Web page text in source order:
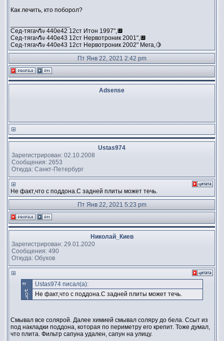
Как лечить, кто поборол?
Сед-тягач🐑 440е42 12ст Итон 1997",🔲
Сед-тягач🐑 440е43 12ст Нервотроник 2001",🔲
Сед-тягач🐑 440е43 12ст Нервотроник 2002" Мега,🍋
Пт Янв 22, 2021 2:42 pm
Adsense
Ustas974
Зарегистрирован: 02.10.2008
Сообщения: 2653
Откуда: Санкт-Петербург
Не факт,что с поддона.С задней плиты может течь.
Пт Янв 22, 2021 5:23 pm
Николай_Киев
Зарегистрирован: 29.01.2020
Сообщения: 490
Откуда: Обухов
Ustas974 писал(а):
Не факт,что с поддона.С задней плиты может течь.
Смывал все солярой. Далее химией смывал соляру до бела. Ссыт из
под накладки поддона, которая по периметру его крепит. Тоже думал,
что плита. Фильтр сапуна удален, сапун на улицу.